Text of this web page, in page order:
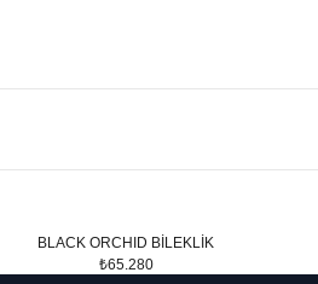
BLACK ORCHID BİLEKLİK
₺65.280